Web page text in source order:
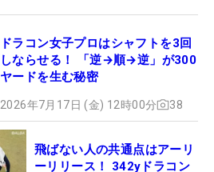
ドラコン女子プロはシャフトを3回
しならせる！ 「逆→順→逆」が300
ヤードを生む秘密
2026年7月17日 (金) 12時00分 38
飛ばない人の共通点はアーリ
ーリリース！ 342yドラコン